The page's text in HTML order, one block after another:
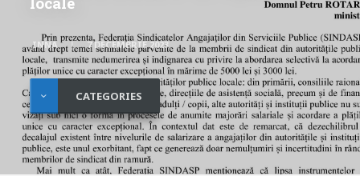
INNA 7 DECEMBRIE 2023
CATEGORIES